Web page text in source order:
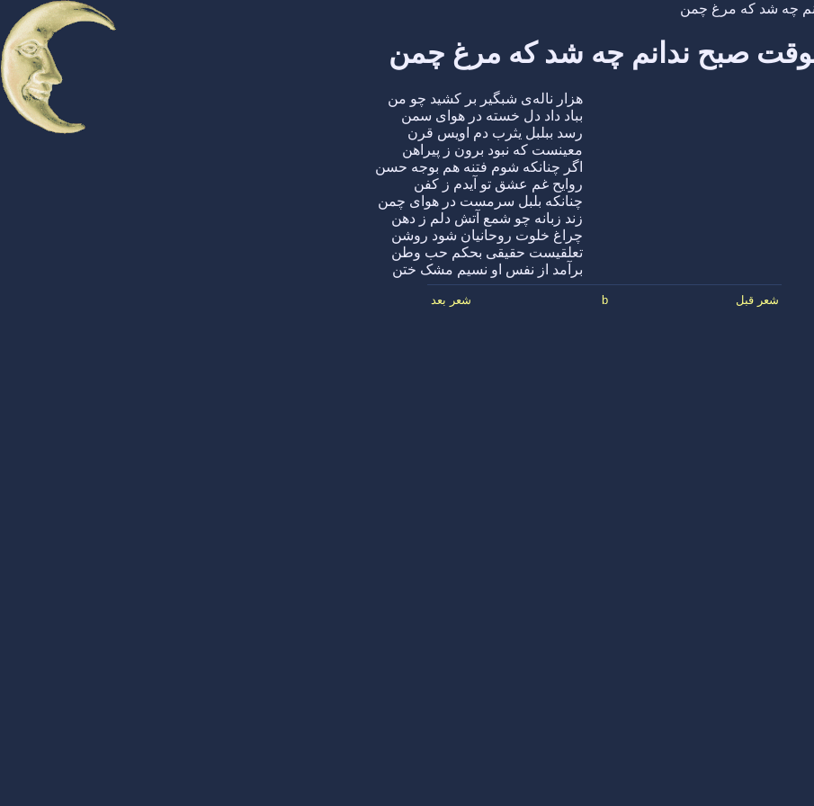
چه شد که مرغ چمن
صبح ندانم چه شد که مرغ چمن
هزار ناله‌ی شبگیر بر کشید چو من
بباد داد دل خسته در هوای سمن
رسد ببلبل یثرب دم اویس قرن
معینست که نبود برون ز پیراهن
اگر چنانکه شوم فتنه هم بوجه حسن
روایح غم عشق تو آیدم ز کفن
چنانکه بلبل سرمست در هوای چمن
زند زبانه چو شمع آتش دلم ز دهن
چراغ خلوت روحانیان شود روشن
تعلقیست حقیقی بحکم حب وطن
برآمد از نفس او نسیم مشک ختن
شعر قبل b شعر بعد